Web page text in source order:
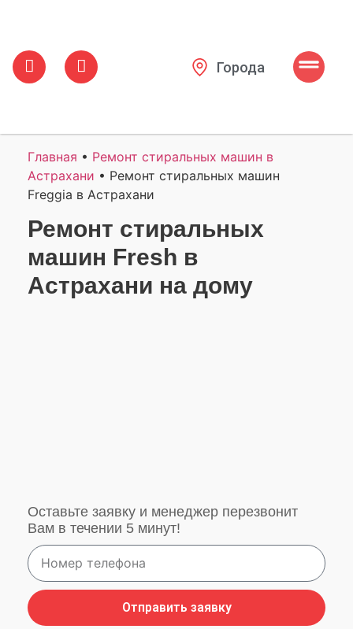
Города
Главная • Ремонт стиральных машин в
Астрахани • Ремонт стиральных машин
Freggia в Астрахани
Ремонт стиральных
машин Fresh в
Астрахани на дому
Оставьте заявку и менеджер перезвонит
Вам в течении 5 минут!
Отправить заявку